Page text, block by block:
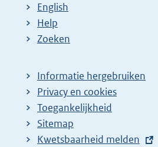
English
Help
Zoeken
Informatie hergebruiken
Privacy en cookies
Toegankelijkheid
Sitemap
E
Kwetsbaarheid melden